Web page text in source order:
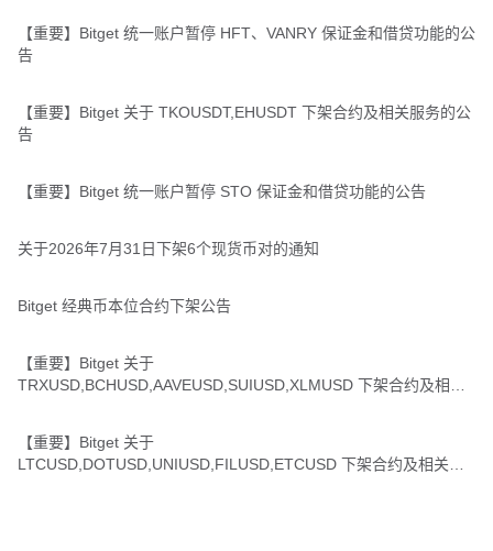
【重要】Bitget 统一账户暂停 HFT、VANRY 保证金和借贷功能的公
告
【重要】Bitget 关于 TKOUSDT,EHUSDT 下架合约及相关服务的公
告
【重要】Bitget 统一账户暂停 STO 保证金和借贷功能的公告
关于2026年7月31日下架6个现货币对的通知
Bitget 经典币本位合约下架公告
【重要】Bitget 关于
TRXUSD,BCHUSD,AAVEUSD,SUIUSD,XLMUSD 下架合约及相关
【重要】Bitget 关于
LTCUSD,DOTUSD,UNIUSD,FILUSD,ETCUSD 下架合约及相关服